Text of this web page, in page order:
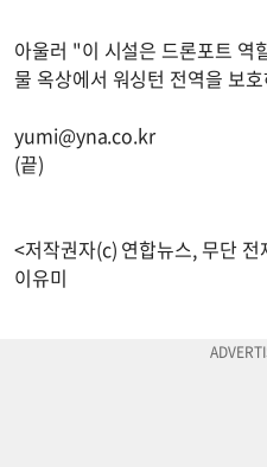
아울러 "이 시설은 드론포트 역
물 옥상에서 워싱턴 전역을 보
yumi@yna.co.kr
(끝)
<저작권자(c) 연합뉴스, 무단
이유미